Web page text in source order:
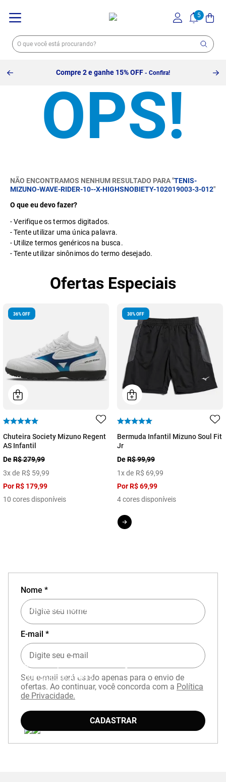
Compre 2 e ganhe 15% OFF - Confira!
NÃO ENCONTRAMOS NENHUM RESULTADO PARA "TENIS-
MIZUNO-WAVE-RIDER-10--X-HIGHSNOBIETY-102019003-3-012"
O que eu devo fazer?
Verifique os termos digitados.
Tente utilizar uma única palavra.
Utilize termos genéricos na busca.
Tente utilizar sinônimos do termo desejado.
Ofertas Especiais
36%OFF
Chuteira Society Mizuno Regent
AS Infantil
DeR$ 279,99
3x de R$ 59,99
PorR$ 179,99
10 cores disponíveis
30%OFF
Bermuda Infantil Mizuno Soul Fit
Jr
DeR$ 99,99
1x de R$ 69,99
PorR$ 69,99
4 cores disponíveis
EXPERIÊNCIA MIZUNO NO APP
Baixe o aplicativo Mizuno e garanta
com cupomAPP15.
Nome *
E-mail *
Seu e-mail será usado apenas para o envio de
ofertas. Ao continuar, você concorda com a Política
de Privacidade.
CADASTRAR